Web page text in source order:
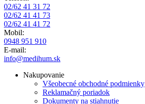
02/62 41 31 72
02/62 41 41 73
02/62 41 41 72
Mobil:
0948 951 910
E-mail:
info@medihum.sk
Nakupovanie
Všeobecné obchodné podmienky
Reklamačný poriadok
Dokumenty na stiahnutie